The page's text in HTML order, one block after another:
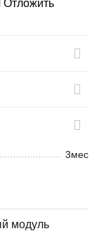
Отложить
3мес
модуль